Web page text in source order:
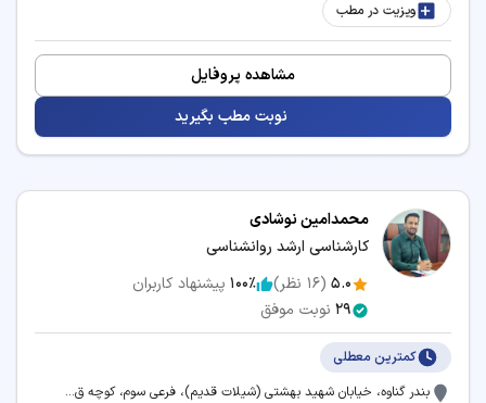
ویزیت در مطب
مشاهده پروفایل
نوبت مطب بگیرید
محمدامین نوشادی
کارشناسی ارشد روانشناسی
5.0
(
16 نظر) 100٪ پیشنهاد کاربران
29 نوبت موفق
کمترین معطلی
بندر گناوه، خیابان شهید بهشتی (شیلات قدیم)، فرعی سوم، کوچه ق...